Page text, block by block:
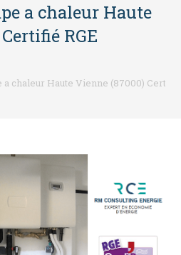
a chaleur Haute
RGE
chaleur Haute Vienne (87000) Certifié